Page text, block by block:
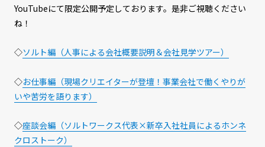
YouTubeにて限定公開予定しております。是非ご視聴ください
ね！
◇ソルト編（人事による会社概要説明＆会社見学ツアー）
◇お仕事編（現場クリエイターが登壇！事業会社で働くやりが
いや苦労を語ります）
◇座談会編（ソルトワークス代表×新卒入社社員によるホンネ
クロストーク）